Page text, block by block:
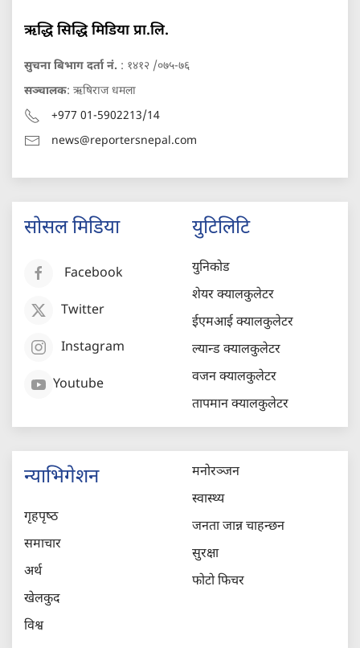
ऋद्धि सिद्धि मिडिया प्रा.लि.
सुचना बिभाग दर्ता नं. : १४१२ /०७५-७६
सञ्चालक: ऋषिराज धमला
+977 01-5902213/14
news@reportersnepal.com
सोसल मिडिया
Facebook
Twitter
Instagram
Youtube
युटिलिटि
युनिकोड
शेयर क्यालकुलेटर
ईएमआई क्यालकुलेटर
ल्यान्ड क्यालकुलेटर
वजन क्यालकुलेटर
तापमान क्यालकुलेटर
न्याभिगेशन
गृहपृष्‍ठ
समाचार
अर्थ
खेलकुद
विश्व
मनोरञ्जन
स्वास्थ्य
जनता जान्न चाहन्छन
सुरक्षा
फोटो फिचर